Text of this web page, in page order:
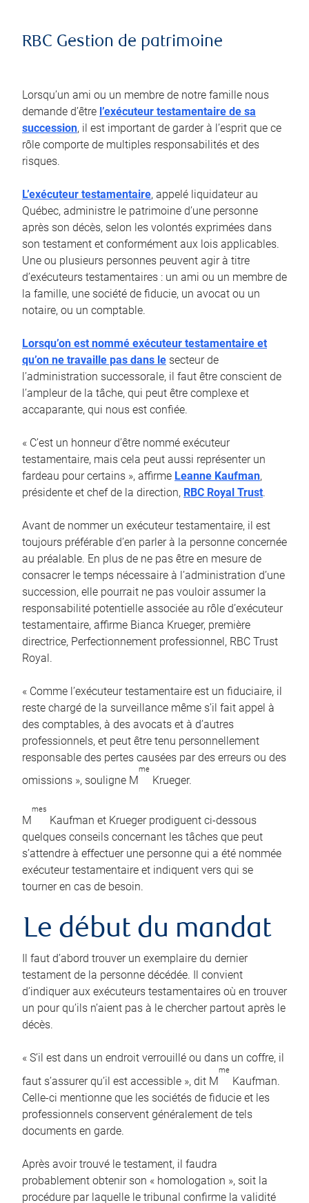
RBC Gestion de patrimoine
Lorsqu’un ami ou un membre de notre famille nous
demande d’être l’exécuteur testamentaire de sa
succession, il est important de garder à l’esprit que ce
rôle comporte de multiples responsabilités et des
risques.
L’exécuteur testamentaire, appelé liquidateur au
Québec, administre le patrimoine d’une personne
après son décès, selon les volontés exprimées dans
son testament et conformément aux lois applicables.
Une ou plusieurs personnes peuvent agir à titre
d’exécuteurs testamentaires : un ami ou un membre de
la famille, une société de fiducie, un avocat ou un
notaire, ou un comptable.
Lorsqu’on est nommé exécuteur testamentaire et
qu’on ne travaille pas dans le secteur de
l’administration successorale, il faut être conscient de
l’ampleur de la tâche, qui peut être complexe et
accaparante, qui nous est confiée.
« C’est un honneur d’être nommé exécuteur
testamentaire, mais cela peut aussi représenter un
fardeau pour certains », affirme Leanne Kaufman,
présidente et chef de la direction, RBC Royal Trust.
Avant de nommer un exécuteur testamentaire, il est
toujours préférable d’en parler à la personne concernée
au préalable. En plus de ne pas être en mesure de
consacrer le temps nécessaire à l’administration d’une
succession, elle pourrait ne pas vouloir assumer la
responsabilité potentielle associée au rôle d’exécuteur
testamentaire, affirme Bianca Krueger, première
directrice, Perfectionnement professionnel, RBC Trust
Royal.
« Comme l’exécuteur testamentaire est un fiduciaire, il
reste chargé de la surveillance même s’il fait appel à
des comptables, à des avocats et à d’autres
professionnels, et peut être tenu personnellement
responsable des pertes causées par des erreurs ou des
omissions », souligne M
me
Krueger.
M
mes
Kaufman et Krueger prodiguent ci-dessous
quelques conseils concernant les tâches que peut
s’attendre à effectuer une personne qui a été nommée
exécuteur testamentaire et indiquent vers qui se
tourner en cas de besoin.
Le début du mandat
Il faut d’abord trouver un exemplaire du dernier
testament de la personne décédée. Il convient
d’indiquer aux exécuteurs testamentaires où en trouver
un pour qu’ils n’aient pas à le chercher partout après le
décès.
« S’il est dans un endroit verrouillé ou dans un coffre, il
faut s’assurer qu’il est accessible », dit M
me
Kaufman.
Celle-ci mentionne que les sociétés de fiducie et les
professionnels conservent généralement de tels
documents en garde.
Après avoir trouvé le testament, il faudra
probablement obtenir son « homologation », soit la
procédure par laquelle le tribunal confirme la validité